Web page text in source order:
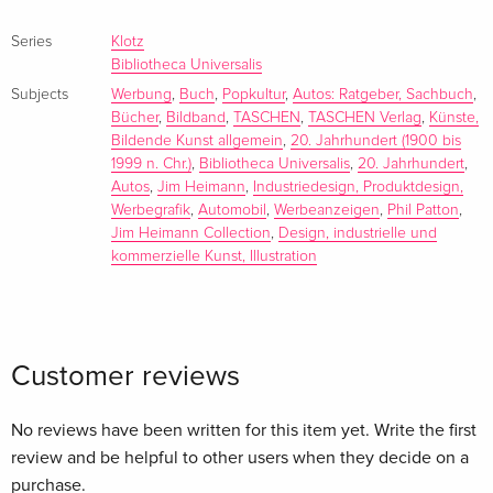
Présentation en anglais
Wheels of history : from the model T and DB5 to the VW
beetle and the hummer
Henry Ford jump-started the age of the automobile with the
first assembly-line car in 1908 : the Model T. Over the next
century the automobile evolved from chugging workhorse to
tail fin-era showboat to sleek status symbol, complete with
automobile, decade by decade, via 400-plus print
advertisements from the Jim Heimann Collection. Using
imagery culled from a century of auto advertising, this book
Series
Klotz
Bibliotheca Universalis
Subjects
Werbung, Buch, Popkultur, Autos: Ratgeber, Sachbuch,
Bücher, Bildband , TASCHEN , TASCHEN Verlag, Künste,
Bildende Kunst allgemein, 20. Jahrhundert (1900 bis
1999 n. Chr.), Bibliotheca Universalis, 20. Jahrhundert,
Autos, Jim Heimann, Industriedesign, Produktdesign,
Werbegrafik, Automobil , Werbeanzeigen, Phil Patton,
Jim Heimann Collection, Design, industrielle und
kommerzielle Kunst, Illustration
Customer reviews
No reviews have been written for this item yet. Write the first
review and be helpful to other users when they decide on a
purchase.